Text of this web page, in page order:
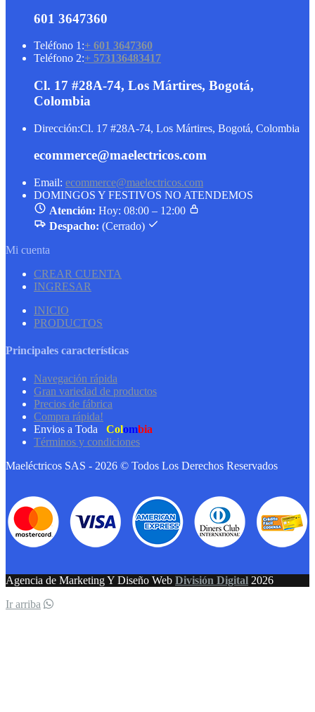
601 3647360
Teléfono 1:+ 601 3647360
Teléfono 2:+ 573136483417
Cl. 17 #28A-74, Los Mártires, Bogotá,
Colombia
Dirección:Cl. 17 #28A-74, Los Mártires, Bogotá, Colombia
ecommerce@maelectricos.com
Email: ecommerce@maelectricos.com
DOMINGOS Y FESTIVOS NO ATENDEMOS
Atención: Hoy: 08:00 – 12:00
Despacho: (Cerrado)
Mi cuenta
CREAR CUENTA
INGRESAR
INICIO
PRODUCTOS
Principales características
Navegación rápida
Gran variedad de productos
Precios de fábrica
Compra rápida!
Envios a Toda
Colombia
Términos y condiciones
Maeléctricos SAS - 2026 © Todos Los Derechos Reservados
Agencia de Marketing Y Diseño Web División Digital 2026
Ir arriba